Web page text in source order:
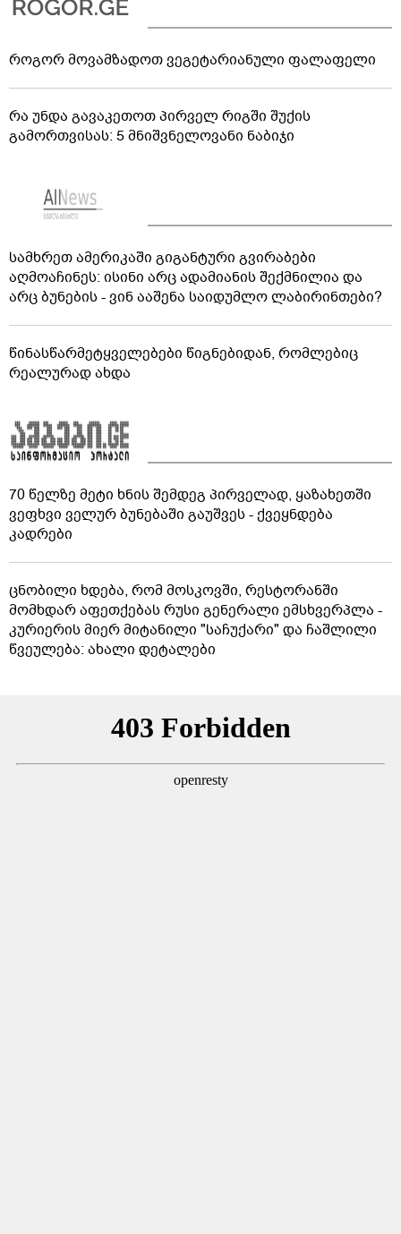
როგორ მოვამზადოთ ვეგეტარიანული ფალაფელი
რა უნდა გავაკეთოთ პირველ რიგში შუქის
გამორთვისას: 5 მნიშვნელოვანი ნაბიჯი
სამხრეთ ამერიკაში გიგანტური გვირაბები
აღმოაჩინეს: ისინი არც ადამიანის შექმნილია და
არც ბუნების - ვინ ააშენა საიდუმლო ლაბირინთები?
წინასწარმეტყველებები წიგნებიდან, რომლებიც
რეალურად ახდა
70 წელზე მეტი ხნის შემდეგ პირველად, ყაზახეთში
ვეფხვი ველურ ბუნებაში გაუშვეს - ქვეყნდება
კადრები
ცნობილი ხდება, რომ მოსკოვში, რესტორანში
მომხდარ აფეთქებას რუსი გენერალი ემსხვერპლა -
კურიერის მიერ მიტანილი "საჩუქარი" და ჩაშლილი
წვეულება: ახალი დეტალები